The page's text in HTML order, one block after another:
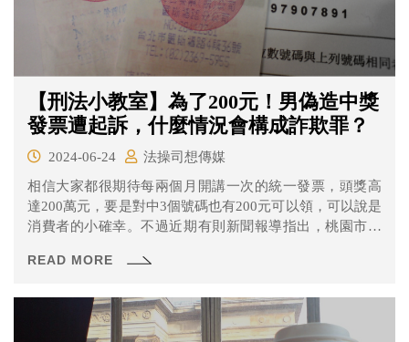
【刑法小教室】為了200元！男偽造中獎
發票遭起訴，什麼情況會構成詐欺罪？
2024-06-24
法操司想傳媒
相信大家都很期待每兩個月開講一次的統一發票，頭獎高
達200萬元，要是對中3個號碼也有200元可以領，可以說是
消費者的小確幸。不過近期有則新聞報導指出，桃園市有
為856的統一發票，塗改變造尾數末三碼為516，再於同年4
行路1處便利商店，兌領200元獎金，陳男除了涉犯偽造私
文書外，也涉犯詐欺罪。
READ MORE